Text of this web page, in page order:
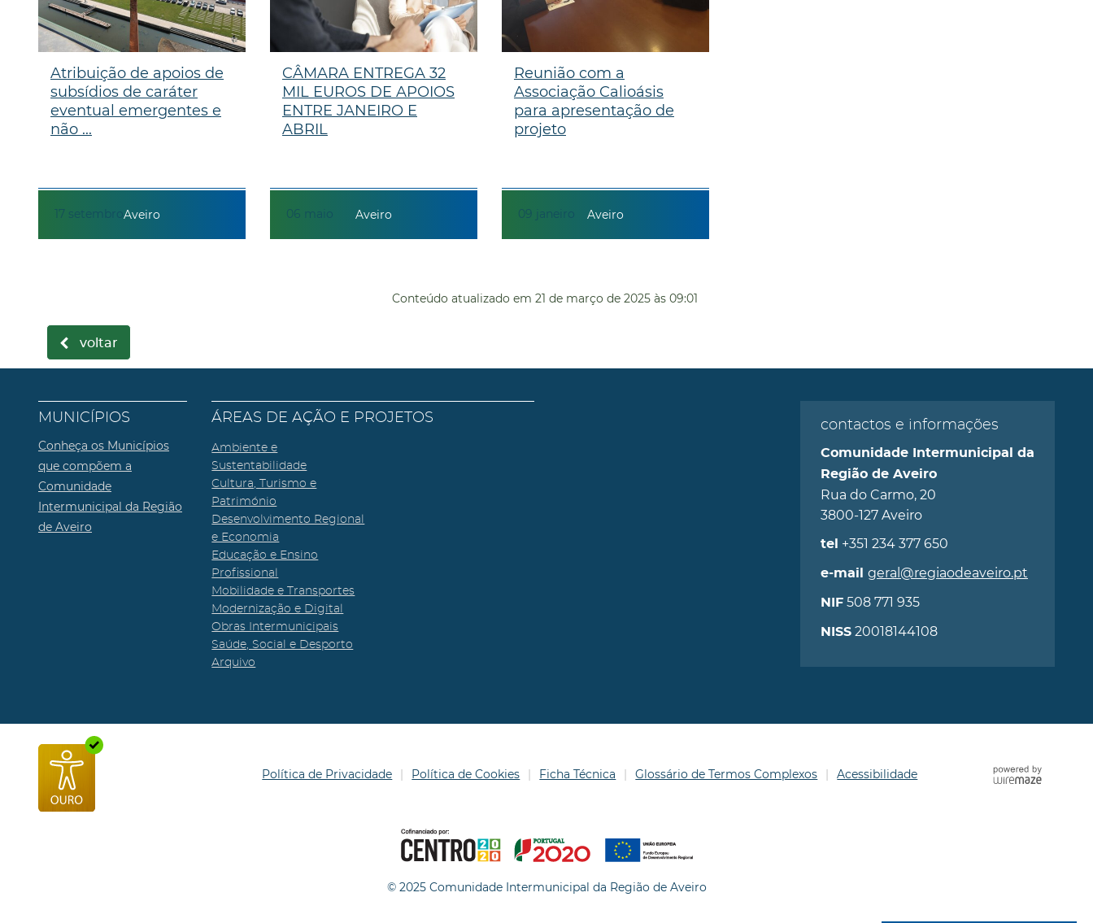
17 setembro
Atribuição de apoios de
subsídios de caráter
eventual emergentes e
não ...
Aveiro 06 maio
CÂMARA ENTREGA 32
MIL EUROS DE APOIOS
ENTRE JANEIRO E
ABRIL
Aveiro 09 janeiro
Reunião com a
Associação Calioásis
para apresentação de
projeto
Aveiro
Conteúdo atualizado em 21 de março de 2025 às 09:01
voltar
MUNICÍPIOS
Conheça os Municípios
que compõem a
Comunidade
Intermunicipal da Região
de Aveiro
ÁREAS DE AÇÃO E PROJETOS
Ambiente e
Sustentabilidade
Cultura, Turismo e
Património
Desenvolvimento Regional
e Economia
Educação e Ensino
Profissional
Mobilidade e Transportes
Modernização e Digital
Obras Intermunicipais
Saúde, Social e Desporto
Arquivo
contactos e informações
Comunidade Intermunicipal da
Região de Aveiro
Rua do Carmo, 20
3800-127 Aveiro
tel +351 234 377 650
e-mail geral@regiaodeaveiro.pt
NIF508 771 935
NISS20018144108
Política de Privacidade Política de Cookies Ficha Técnica Glossário de Termos Complexos Acessibilidade
© 2025 Comunidade Intermunicipal da Região de Aveiro